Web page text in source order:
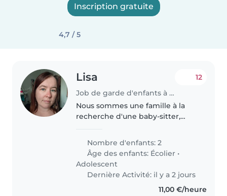
Inscription gratuite
4,7 / 5
Lisa
Job de garde d'enfants à Jacou
12
Nous sommes une famille à la
recherche d'une baby-sitter,
expérimentée pour s'occuper de
mon fils écolier. Mon fils est
affectueux, intelligent et
curieux...
Nombre d'enfants: 2
Âge des enfants: Écolier •
Adolescent
Dernière Activité: il y a 2 jours
11,00 €/heure